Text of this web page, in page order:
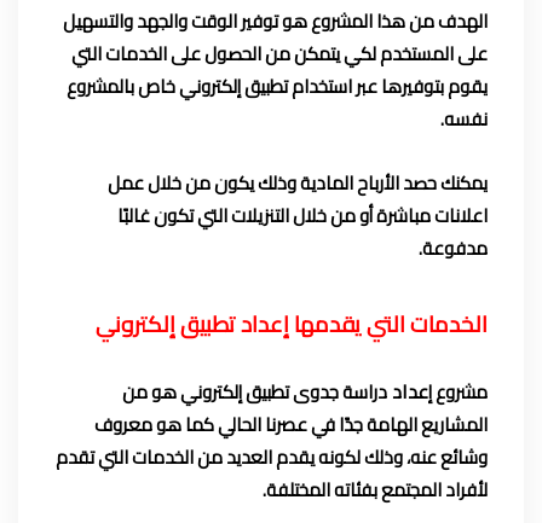
الهدف من هذا المشروع هو توفير الوقت والجهد والتسهيل
على المستخدم لكي يتمكن من الحصول على الخدمات التي
يقوم بتوفيرها عبر استخدام تطبيق إلكتروني خاص بالمشروع
نفسه.
يمكنك حصد الأرباح المادية وذلك يكون من خلال عمل
اعلانات مباشرة أو من خلال التنزيلات التي تكون غالبًا
مدفوعة.
الخدمات التي يقدمها إعدادتطبيق إلكتروني
مشروع إعداددراسة جدوى تطبيق إلكتروني هو من
المشاريع الهامة جدًا في عصرنا الحالي كما هو معروف
وشائع عنه، وذلك لكونه يقدم العديد من الخدمات التي تقدم
لأفراد المجتمع بفئاته المختلفة.